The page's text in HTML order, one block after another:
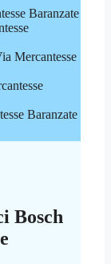
Baranzate
Mercantesse
Baranzate
Bosch